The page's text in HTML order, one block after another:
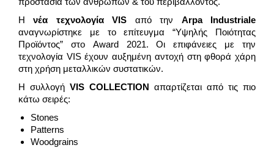
Ηνέα τεχνολογία VIS από την Arpa Industriale
αναγνωρίστηκε με το επίτευγμα “Υψηλής Ποιότητας
Προϊόντος” στο Award 2021. Οι επιφάνειες με την
τεχνολογία VIS έχουν αυξημένη αντοχή στη φθορά χάρη
στη χρήση μεταλλικών συστατικών.
Η συλλογή VIS COLLECTION απαρτίζεται από τις πιο
κάτω σειρές:
Stones
Patterns
Woodgrains